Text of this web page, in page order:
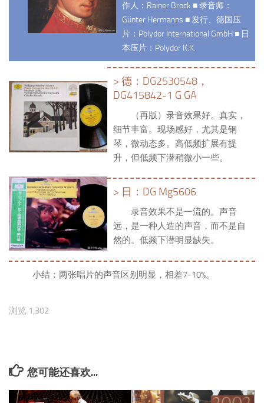
作人：Rainer Brock ■ 录音师：
Günter Hermanns ■ 发行、德国压
片：Polydor International GmbH ■ 日
本压片：Polydor K.K.
> 德：DG2530548，
DG415842-1 G GA
（再版）录音效果好。真实，
细节丰富。现场感好，尤其是钢
琴，微动态多。高低频扩展有提
升，但低频下潜稍微小一些。
> 日：DG Mg5606
录音效果不是一流的。声音
远，是一种人造的声音，而不是自
然的。低频下潜明显缺失。
小结：两张唱片的声音区别明显，相差7-10%。
浏览 1,302
您可能还喜欢...